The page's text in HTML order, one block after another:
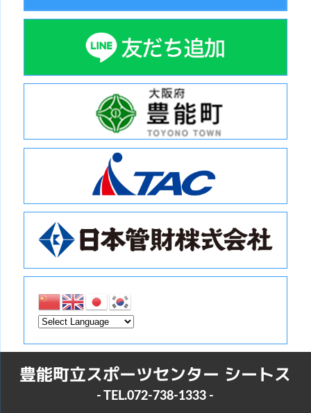
豊能町立スポーツセンター シートス
- TEL.072-738-1333 -